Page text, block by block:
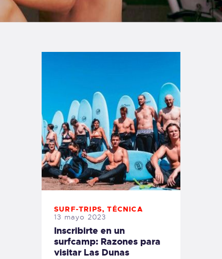
TIENDA FAMILY SURFERS
WEBCAM SALINAS
SURF-TRIPS,TÉCNICA
13 mayo 2023
Inscribirte en un
surfcamp: Razones para
visitar Las Dunas